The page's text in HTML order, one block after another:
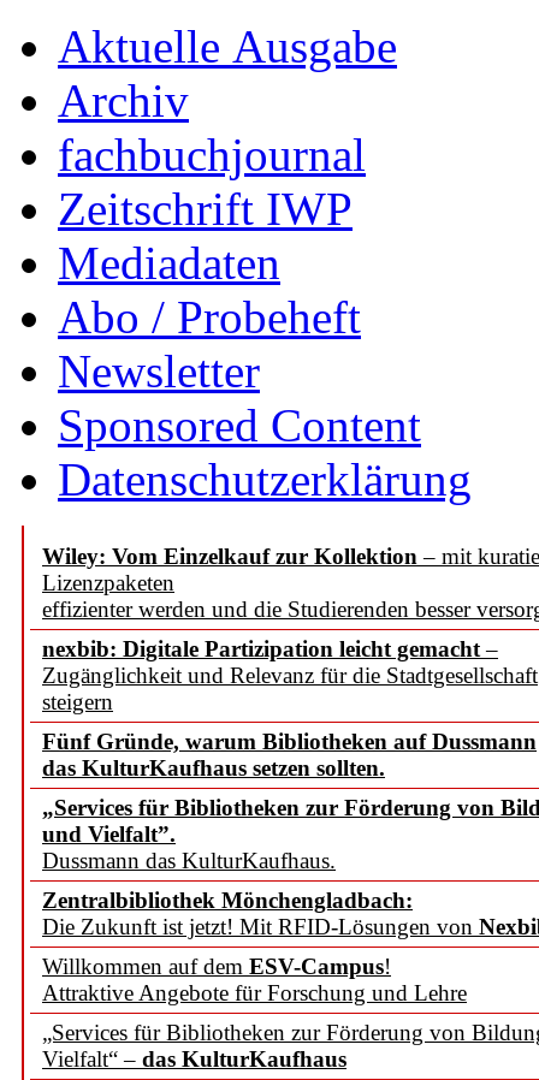
Aktuelle Ausgabe
Archiv
fachbuchjournal
Zeitschrift IWP
Mediadaten
Abo / Probeheft
Newsletter
Sponsored Content
Datenschutzerklärung
Wiley: Vom Einzelkauf zur Kollektion – mit
Lizenzpaketen
effizienter werden und die Studierenden besser
nexbib: Digitale Partizipation leicht gemacht–
Zugänglichkeit und Relevanz für die Stadtgesellschaft
steigern
Fünf Gründe, warum Bibliotheken auf Dussmann
das KulturKaufhaus setzen sollten.
„Services für Bibliotheken zur Förderung von
und Vielfalt”.
Dussmann das KulturKaufhaus.
Zentralbibliothek Mönchengladbach:
Die Zukunft ist jetzt! Mit RFID-Lösungen von
Willkommen auf dem ESV-Campus!
Attraktive Angebote für Forschung und Lehre
„Services für Bibliotheken zur Förderung von
Vielfalt“ – das KulturKaufhaus